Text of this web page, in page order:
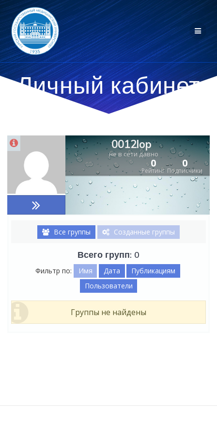
Личный кабинет
0012lop
не в сети давно
Рейтинг
0
Подписчики
0
Все группы Созданные группы
Всего групп: 0
Фильтр по: Имя Дата
Публикациям
Пользователи
Группы не найдены